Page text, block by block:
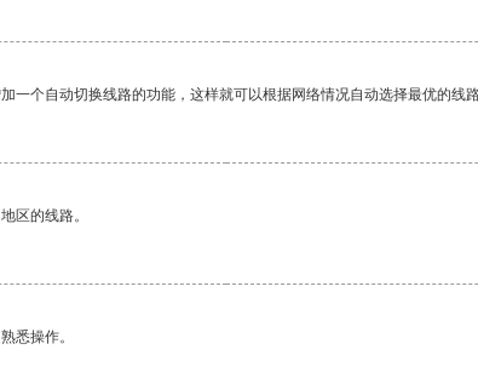
个自动切换线路的功能，这样就可以根据网络情况自动选择最优的线
区的线路。
悉操作。